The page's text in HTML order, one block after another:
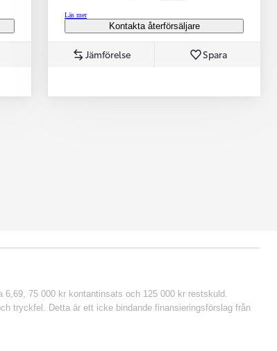
Läs mer
Kontakta återförsäljare
Jämförelse Spara
75 000 kr kontantinsats och 125 000 kr restskuld.
tryckfel. Detta är ett icke bindande finansieringsförslag från